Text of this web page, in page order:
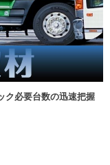
ク必要台数の迅速把握